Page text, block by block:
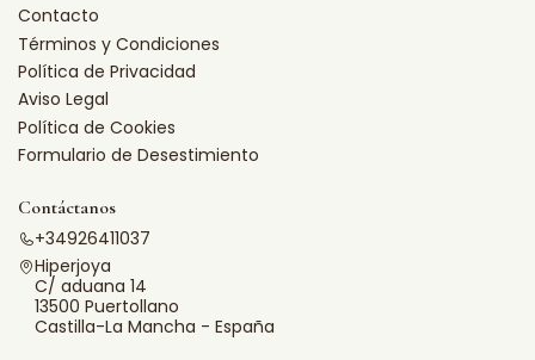
Contacto
Términos y Condiciones
Política de Privacidad
Aviso Legal
Política de Cookies
Formulario de Desestimiento
Contáctanos
+34926411037
Hiperjoya
C/ aduana 14
13500 Puertollano
Castilla-La Mancha - España